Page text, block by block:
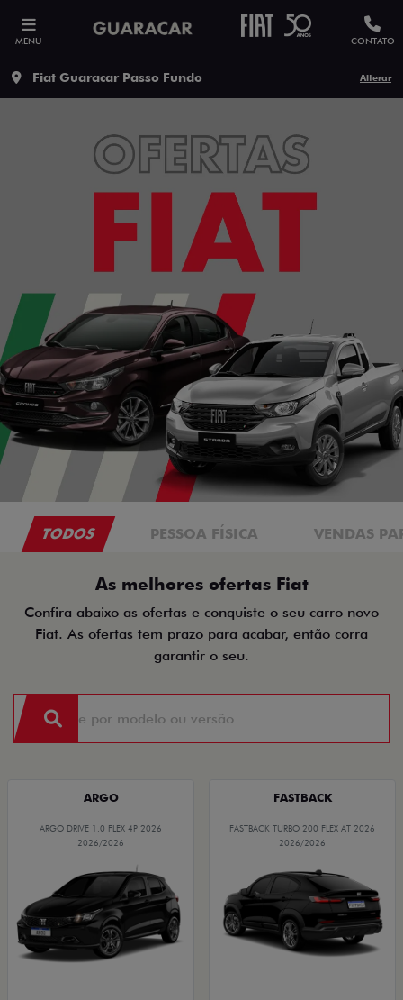
MENU CONTATO
Fiat Guaracar Passo Fundo Alterar
TODOS PESSOA FÍSICA VENDAS
As melhores ofertas Fiat
Confira abaixo as ofertas e conquiste o seu carro novo
Fiat. As ofertas tem prazo para acabar, então corra
garantir o seu.
ARGO
ARGO DRIVE 1.0 FLEX 4P 2026
2026/2026
FASTBACK
FASTBACK TURBO 200 FLEX AT 2026
2026/2026